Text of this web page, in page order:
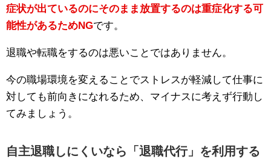
症状が出ているのにそのまま放置するのは重症化する可
能性があるためNGです。
退職や転職をするのは悪いことではありません。
今の職場環境を変えることでストレスが軽減して仕事に
対しても前向きになれるため、マイナスに考えず行動し
てみましょう。
自主退職しにくいなら「退職代行」を利用する